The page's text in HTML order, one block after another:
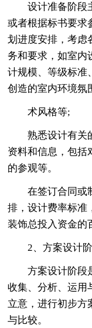
设计准备阶段主
或者根据标书要求
划进度安排，考虑
务和要求，如室内
计规模、等级标准
创造的室内环境氛
术风格等;
熟悉设计有关的
资料和信息，包括
的参观等。
在签订合同或制
排，设计费率标准
装饰总投入资金的
2、方案设计
方案设计阶段是
收集、分析、运用
立意，进行初步方
与比较。